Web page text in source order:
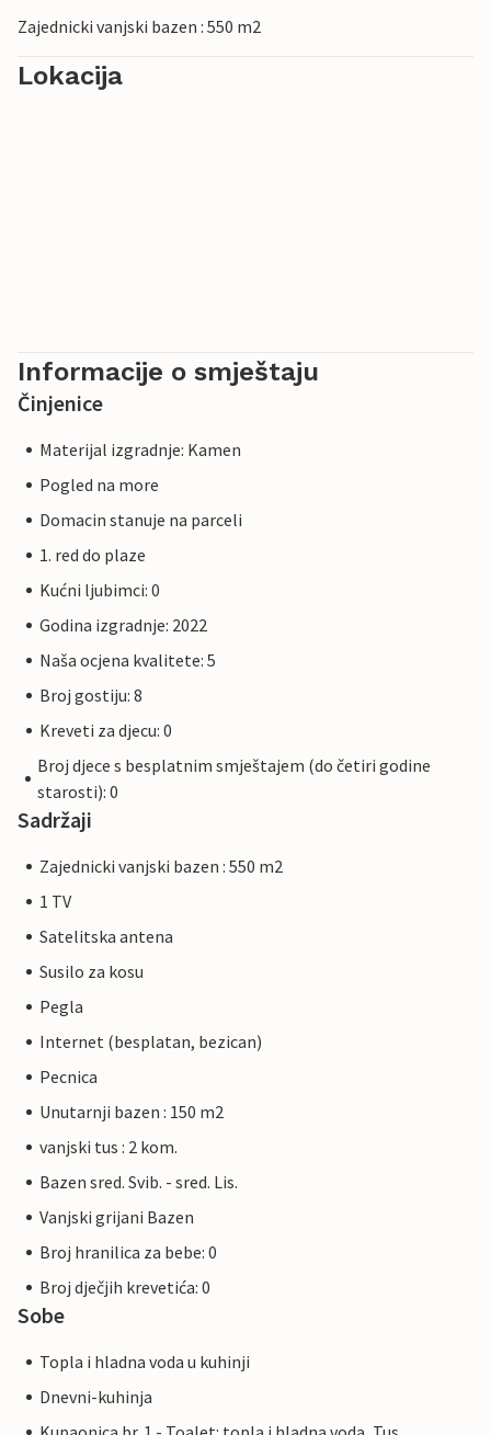
Zajednicki vanjski bazen : 550 m2
Lokacija
Informacije o smještaju
Činjenice
Materijal izgradnje: Kamen
Pogled na more
Domacin stanuje na parceli
1. red do plaze
Kućni ljubimci: 0
Godina izgradnje: 2022
Naša ocjena kvalitete: 5
Broj gostiju: 8
Kreveti za djecu: 0
Broj djece s besplatnim smještajem (do četiri godine
starosti): 0
Sadržaji
Zajednicki vanjski bazen : 550 m2
1 TV
Satelitska antena
Susilo za kosu
Pegla
Internet (besplatan, bezican)
Pecnica
Unutarnji bazen : 150 m2
vanjski tus : 2 kom.
Bazen sred. Svib. - sred. Lis.
Vanjski grijani Bazen
Broj hranilica za bebe: 0
Broj dječjih krevetića: 0
Sobe
Topla i hladna voda u kuhinji
Dnevni-kuhinja